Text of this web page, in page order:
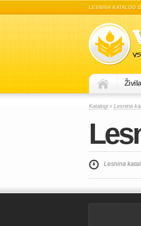
LESNINA KATALOG
Živila
Katalogi» Lesnina
Lesnina